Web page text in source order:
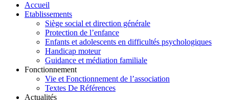
Accueil
Etablissements
Siège social et direction générale
Protection de l’enfance
Enfants et adolescents en difficultés psychologiques
Handicap moteur
Guidance et médiation familiale
Fonctionnement
Vie et Fonctionnement de l’association
Textes De Références
Actualités